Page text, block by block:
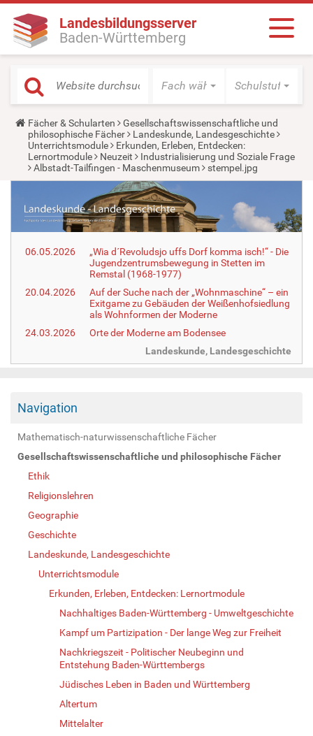
Landesbildungsserver
Baden-Württemberg
Fach wählen Schulstufe
Y
o
u
a
r
e
r
e
:
Fächer & Schularten
Gesellschaftswissenschaftliche und
philosophische Fächer
Landeskunde, Landesgeschichte
Unterrichtsmodule
Erkunden, Erleben, Entdecken:
Lernortmodule
Neuzeit
Industrialisierung und Soziale Frage
Albstadt-Tailfingen - Maschenmuseum
stempel.jpg
06.05.2026
„Wia d´Revoludsjo uffs Dorf komma isch!“ - Die
Jugendzentrumsbewegung in Stetten im
Remstal (1968-1977)
20.04.2026
Auf der Suche nach der „Wohnmaschine“ – ein
Exitgame zu Gebäuden der Weißenhofsiedlung
als Wohnformen der Moderne
24.03.2026
Orte der Moderne am Bodensee
Landeskunde, Landesgeschichte
Navigation
Mathematisch-naturwissenschaftliche Fächer
Gesellschaftswissenschaftliche und philosophische Fächer
Ethik
Religionslehren
Geographie
Geschichte
Landeskunde, Landesgeschichte
Unterrichtsmodule
Erkunden, Erleben, Entdecken: Lernortmodule
Nachhaltiges Baden-Württemberg - Umweltgeschichte
Kampf um Partizipation - Der lange Weg zur Freiheit
Nachkriegszeit - Politischer Neubeginn und
Entstehung Baden-Württembergs
Jüdisches Leben in Baden und Württemberg
Altertum
Mittelalter